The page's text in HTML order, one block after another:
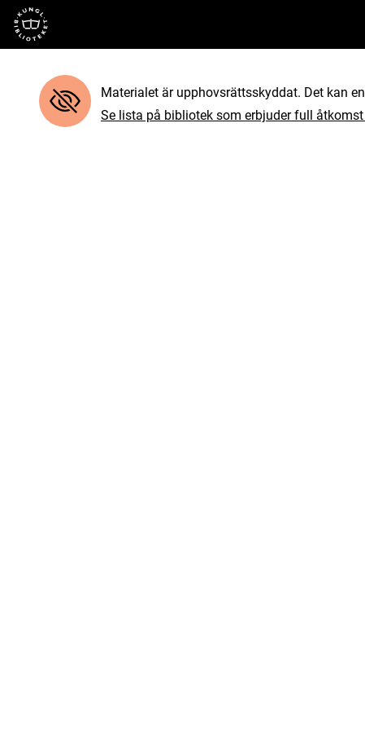
Till startsidan
Materialet är upphovsrättsskyddat. Det kan
Se lista på bibliotek som erbjuder full åtkomst